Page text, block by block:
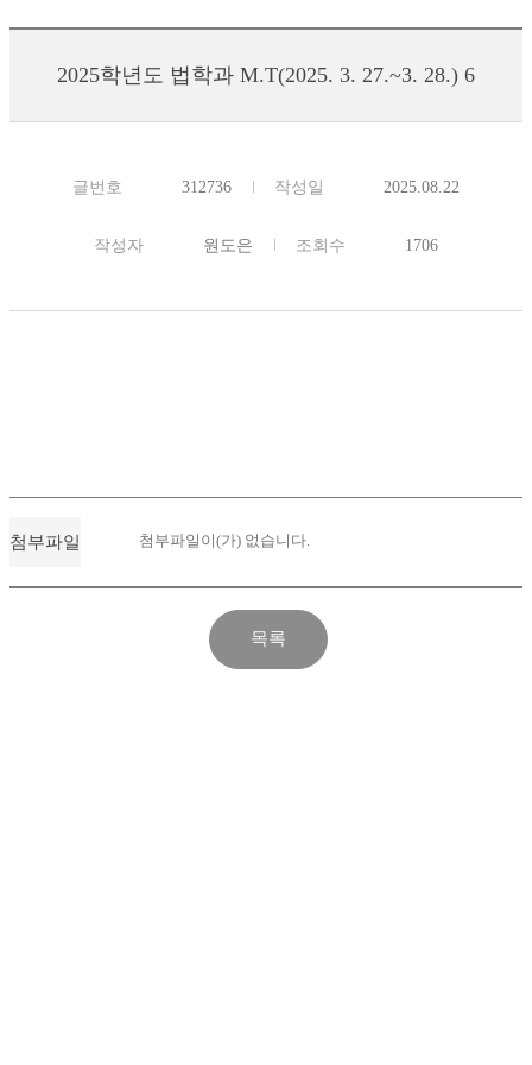
2025학년도 법학과 M.T(2025. 3. 27.~3. 28.) 6
글번호 312736 작성일 2025.08.22
작성자 원도은 조회수 1706
첨부파일 첨부파일이(가) 없습니다.